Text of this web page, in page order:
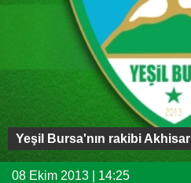
Voleybol
Puan Durumu
Fikstür
Facebook
Twitter
Yeşil Bursa'nın rakibi Akhisar
08 Ekim 2013 | 14:25